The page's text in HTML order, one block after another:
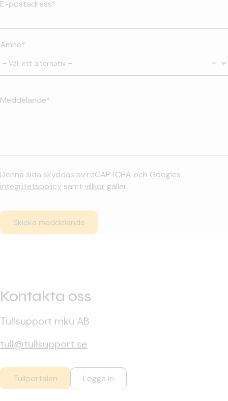
E-postadress*
Ämne*
Meddelande*
Denna sida skyddas av reCAPTCHA och Googles
integritetspolicy samt villkor gäller.
Kontakta oss
Tullsupport mku AB
tull@tullsupport.se
Tullportalen Logga in